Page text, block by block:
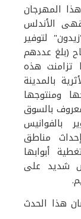
المهرجان
الأندلس
لتوفير
(بلغ عددهم
هذه
بالمدينة
ومنتوجها
بالسوق
بالفوانيس
مناطق
أبوابها
شديد على
هذا الحدث